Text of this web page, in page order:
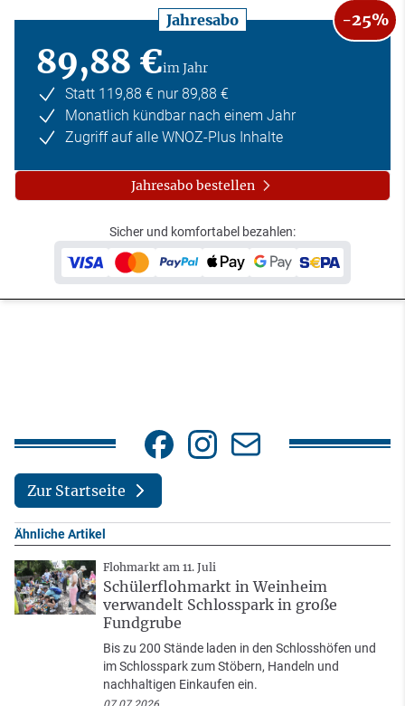
Jahresabo -25%
89,88 €im Jahr
Statt 119,88 € nur 89,88 €
Monatlich kündbar nach einem Jahr
Zugriff auf alle WNOZ-Plus Inhalte
Jahresabo bestellen
Sicher und komfortabel bezahlen:
Zur Startseite
Ähnliche Artikel
Flohmarkt am 11. Juli
Schülerflohmarkt in Weinheim
verwandelt Schlosspark in große
Fundgrube
Bis zu 200 Stände laden in den Schlosshöfen und
im Schlosspark zum Stöbern, Handeln und
nachhaltigen Einkaufen ein.